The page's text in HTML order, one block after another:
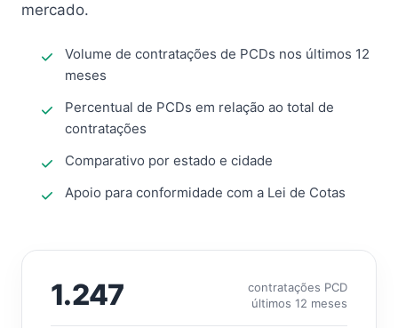
mercado.
Volume de contratações de PCDs nos últimos 12
meses
Percentual de PCDs em relação ao total de
contratações
Comparativo por estado e cidade
Apoio para conformidade com a Lei de Cotas
1.247
contratações PCD
últimos 12 meses